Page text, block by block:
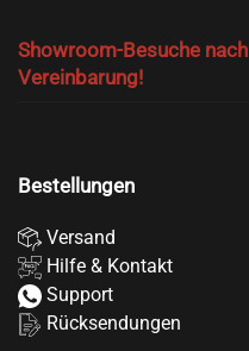
Showroom-Besuche nach
Vereinbarung!
Bestellungen
Versand
Hilfe & Kontakt
Support
Rücksendungen